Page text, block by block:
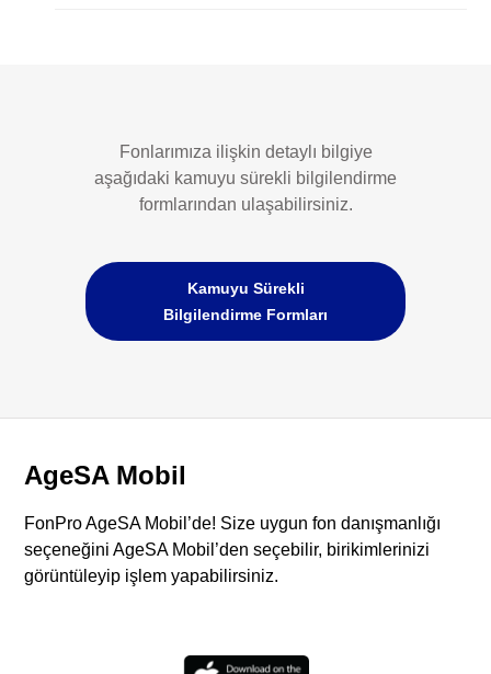
Fonlarımıza ilişkin detaylı bilgiye
aşağıdaki kamuyu sürekli bilgilendirme
formlarından ulaşabilirsiniz.
Kamuyu Sürekli
Bilgilendirme Formları
AgeSA Mobil
FonPro AgeSA Mobil’de! Size uygun fon danışmanlığı
seçeneğini AgeSA Mobil’den seçebilir, birikimlerinizi
görüntüleyip işlem yapabilirsiniz.